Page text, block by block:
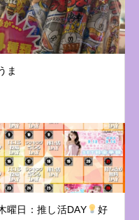
ま
曜日：推し活DAY 好